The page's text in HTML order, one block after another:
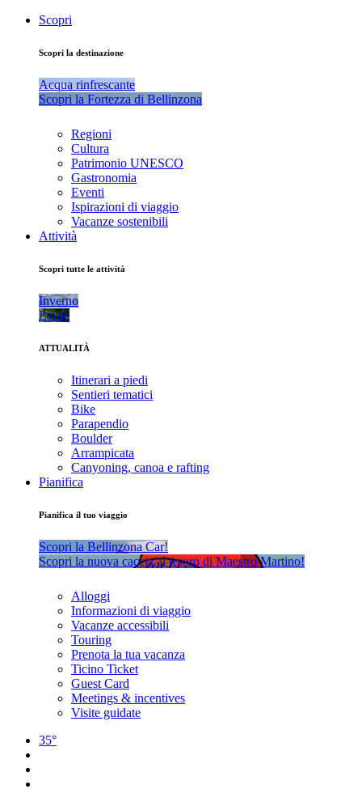
Scopri
Scopri la destinazione
Acqua rinfrescante
Scopri la Fortezza di Bellinzona
Regioni
Cultura
Patrimonio UNESCO
Gastronomia
Eventi
Ispirazioni di viaggio
Vacanze sostenibili
Attività
Scopri tutte le attività
Inverno
Estate
ATTUALITÀ
Itinerari a piedi
Sentieri tematici
Bike
Parapendio
Boulder
Arrampicata
Canyoning, canoa e rafting
Pianifica
Pianifica il tuo viaggio
Scopri la Bellinzona Car!
Scopri la nuova caccia al tesoro di Maestro Martino!
Alloggi
Informazioni di viaggio
Vacanze accessibili
Touring
Prenota la tua vacanza
Ticino Ticket
Guest Card
Meetings & incentives
Visite guidate
35°